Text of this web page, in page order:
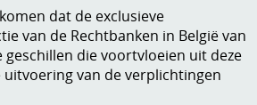
dat de exclusieve
van de Rechtbanken in België van
geschillen die voortvloeien uit deze
van de verplichtingen